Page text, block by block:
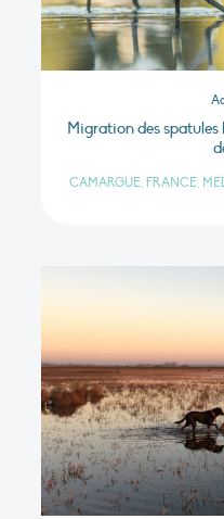
Migration des spatules
CAMARGUE, FRANCE,